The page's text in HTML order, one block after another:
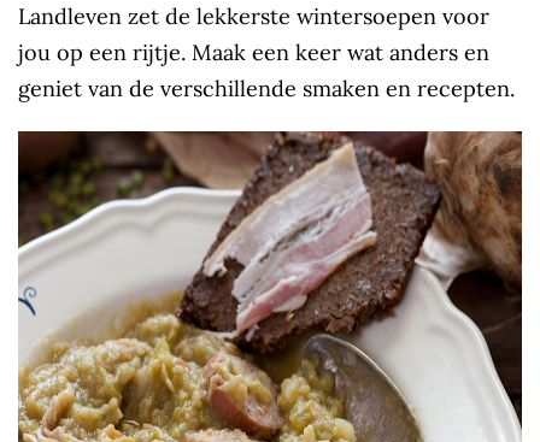
Landleven zet de lekkerste wintersoepen voor
jou op een rijtje. Maak een keer wat anders en
geniet van de verschillende smaken en recepten.